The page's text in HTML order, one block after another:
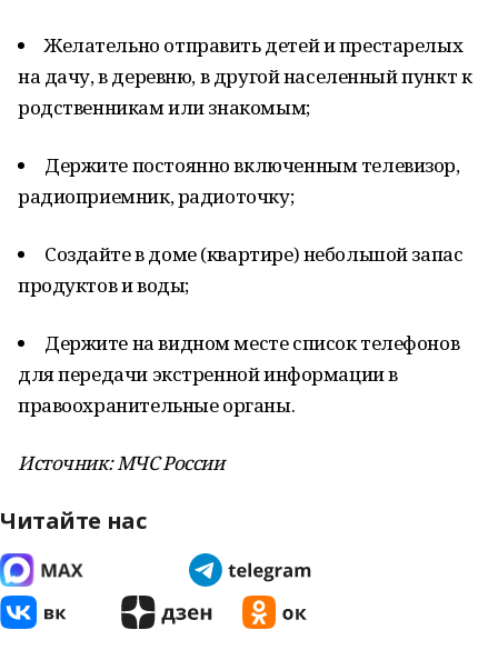
Желательно отправить детей и престарелых
на дачу, в деревню, в другой населенный пункт к
родственникам или знакомым;
Держите постоянно включенным телевизор,
радиоприемник, радиоточку;
Создайте в доме (квартире) небольшой запас
продуктов и воды;
Держите на видном месте список телефонов
для передачи экстренной информации в
правоохранительные органы.
Источник: МЧС России
Читайте нас